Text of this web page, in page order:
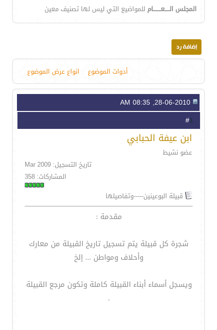
المجلس الـــــعــــــــام للمواضيع التي ليس لها تصنيف معين
أدوات الموضوع انواع عرض الموضوع
1
ابن عيفة الحبابي
عضو نشيط
تاريخ التسجيل: Mar 2009
المشاركات: 358
قبيلة البوعينين-----وتفاصيلها
مقدمة :
شجرة كل قبيلة يتم تسجيل تاريخ القبيلة من معارك
وأحلاف ومواطن ... إلخ
ويسجل أسماء أبناء القبيلة كاملة وتكون مرجع القبيلة
.